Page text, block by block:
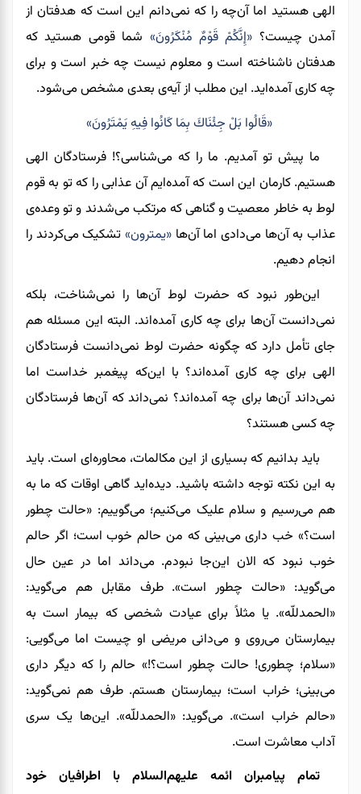
الهی هستید اما آن‌چه را که نمی‌دانم این است که هدفتان از
آمدن چیست؟ «إِنَّكُمْ قَوْمٌ مُنْكَرُونَ» شما قومی ‌هستید که
هدفتان ناشناخته است و معلوم نیست چه خبر است و برای
چه کاری آمده‌اید. این مطلب از آیه‌ی بعدی مشخص می‌شود.
«قَالُوا بَلْ جِئْنَاكَ بِمَا كَانُوا فِيهِ يَمْتَرُونَ»
ما پیش تو آمدیم. ما را که می‌شناسی؟! فرستادگان الهی
هستیم. کارمان این است که آمده‌ایم آن عذابی را که تو به قوم
لوط به خاطر معصیت و گناهی که مرتکب می‌شدند و تو وعده‌ی
عذاب به آن‌ها می‌دادی اما آن‌ها «یمترون» تشکیک می‌کردند را
انجام دهیم.
این‌طور نبود که حضرت لوط آن‌ها را نمی‌شناخت، بلکه
نمی‌دانست آن‌ها برای چه کاری آمده‌اند. البته این مسئلههم
جای تأمل دارد که چگونه حضرت لوط نمی‌دانست فرستادگان
الهی برای چه کاری آمده‌اند؟ با این‌که پیغمبر خداست اما
نمی‌داند آن‌ها برای چه آمده‌اند؟ نمی‌داند که آن‌ها فرستادگان
چه کسی هستند؟
باید بدانیم که بسیاری از این مکالمات، محاوره‌ای است. باید
به این نکته توجه داشته باشید. دیده‌اید گاهی اوقات که ما به‌
هم می‌رسیم و سلام‌ علیک می‌کنیم؛ می‌گوییم: «حالت چطور
است؟» خبداری می‌بینی که من حالم خوب است؛ اگر حالم
خوب نبود که الان این‌جا نبودم. می‌‌داند اما در عین‌ حال
می‌گوید: «حالت چطور است». طرف مقابل هم می‌گوید:
«الحمدلله». یا مثلاً برای عیادت شخصی که بیمار است به
بیمارستان می‌روی و می‌دانی مریضی او چیست اما می‌گویی:
«سلام؛ چطوری! حالت چطور است؟!» حالم را که دیگر داری
می‌بینی؛ خراب است؛ بیمارستان هستم. طرف هم نمی‌گوید:
«حالم خراب است». می‌گوید: «الحمدللّه». این‌ها یک سری
آداب معاشرت است.
تمام پیامبران
ائمه علیهم‌السلام با اطرافیان خود